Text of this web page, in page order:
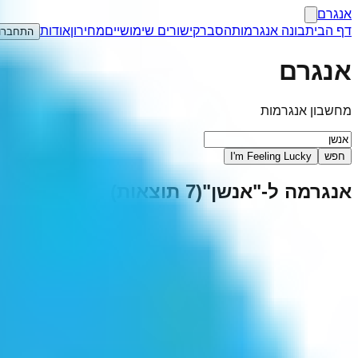
אנגרם
דף הביתבונה אנגרמותהסברקישורים שימושייםמחירוןאודות
אנגרם
מחשבון אנגרמות
חפש I'm Feeling Lucky
אנגרמה ל-"אנשן"
(
7תוצאות)